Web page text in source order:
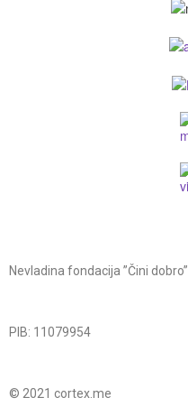
Nevladina fondacija ”Čini dobro”
PIB: 11079954
© 2021 cortex.me